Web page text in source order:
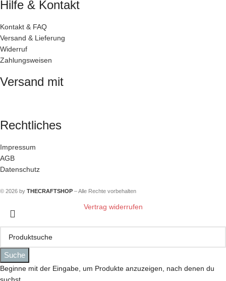
Hilfe & Kontakt
Kontakt & FAQ
Versand & Lieferung
Widerruf
Zahlungsweisen
Versand mit
Rechtliches
Impressum
AGB
Datenschutz
© 2026 by THECRAFTSHOP – Alle Rechte vorbehalten
Suche
Beginne mit der Eingabe, um Produkte anzuzeigen, nach denen du
Vertrag widerrufen